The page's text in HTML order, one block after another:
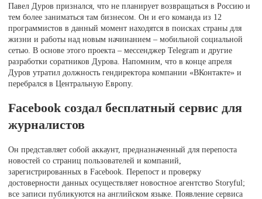
Павел Дуров признался, что не планирует возвращаться в Россию и
тем более заниматься там бизнесом. Он и его команда из 12
программистов в данный момент находятся в поисках страны для
жизни и работы над новым начинанием – мобильной социальной
сетью. В основе этого проекта – мессенджер Telegram и другие
разработки соратников Дурова. Напомним, что в конце апреля
Дуров утратил должность гендиректора компании «ВКонтакте» и
перебрался в Центральную Европу.
Facebook создал бесплатный сервис для
журналистов
Он представляет собой аккаунт, предназначенный для перепоста
новостей со страниц пользователей и компаний,
зарегистрированных в Facebook. Перепост и проверку
достоверности данных осуществляет новостное агентство Storyful;
все записи публикуются на английском языке. Появление сервиса